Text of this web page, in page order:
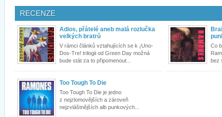
RECENZE
Adios, přátelé aneb malá rozlučka
velkých bratrů
V rámci článků vztahujících se k ¡Uno-
Dos-Tre! trilogii od Green Day možná
bude stát za to připomenout...
Co
bez
Too Tough To Die
Too Tough To Die je jedno
z nejzlomovějších a zároveň
nejzvláštnějších alb punkových...